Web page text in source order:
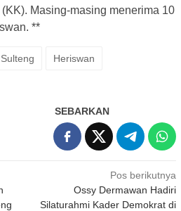
Masing-masing menerima 10
**
Heriswan
SEBARKAN
Pos berikutnya
Ossy Dermawan Hadiri
Silaturahmi Kader Demokrat di